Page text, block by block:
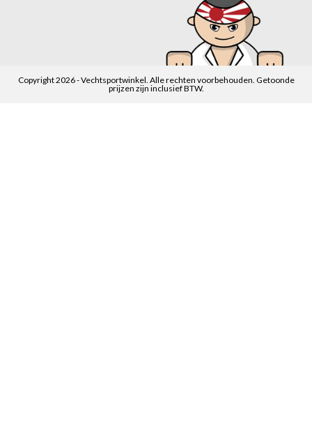
Copyright 2026 - Vechtsportwinkel. Alle rechten voorbehouden. Getoonde
prijzen zijn inclusief BTW.